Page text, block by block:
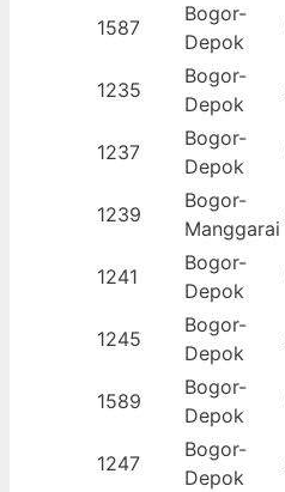
1587
Bogor-
Depok
1235
Bogor-
Depok
1237
Bogor-
Depok
1239
Bogor-
Manggarai
1241
Bogor-
Depok
1245
Bogor-
Depok
1589
Bogor-
Depok
1247
Bogor-
Depok